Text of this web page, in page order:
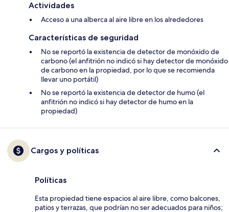
Actividades
Acceso a una alberca al aire libre en los alrededores
Características de seguridad
No se reportó la existencia de detector de monóxido de
carbono (el anfitrión no indicó si hay detector de monóxido
de carbono en la propiedad, por lo que se recomienda
llevar uno portátil)
No se reportó la existencia de detector de humo (el
anfitrión no indicó si hay detector de humo en la
propiedad)
Cargos y políticas
Políticas
Esta propiedad tiene espacios al aire libre, como balcones,
patios y terrazas, que podrían no ser adecuados para niños;